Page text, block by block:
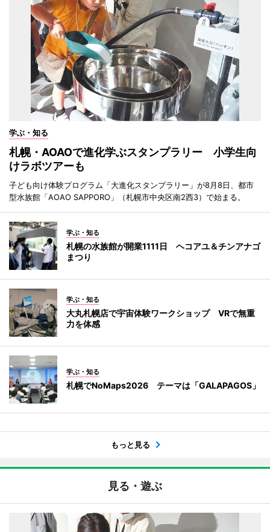
学ぶ・知る
札幌・AOAOで進化学ぶスタンプラリー 小学生向
けラボツアーも
子ども向け体験プログラム「大進化スタンプラリー」が8月8日、都市
型水族館「AOAO SAPPORO」（札幌市中央区南2西3）で始まる。
学ぶ・知る
札幌の水族館が開業1111日 ヘコアユ＆チンアナゴ
まつり
学ぶ・知る
大丸札幌店で宇宙体験ワークショップ VRで無重
力を体感
学ぶ・知る
札幌でNoMaps2026 テーマは「GALAPAGOS」
もっと見る
見る・遊ぶ